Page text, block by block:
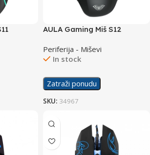
AULA Gaming Miš S12
Periferija - Miševi
In stock
Zatraži ponudu
SKU: 34967